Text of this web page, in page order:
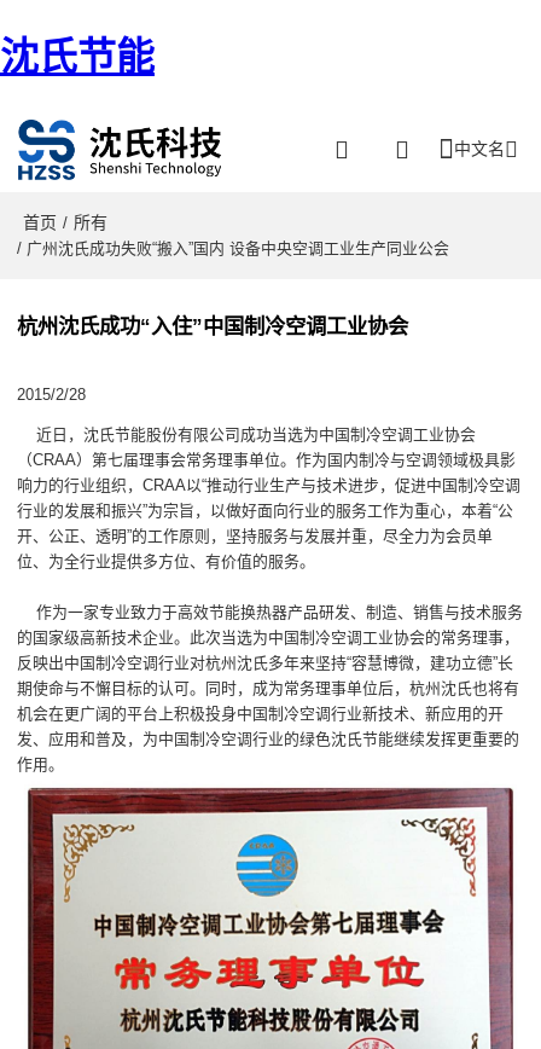
沈氏节能
中文名
首页 / 所有
/ 广州沈氏成功失败“搬入”国内 设备中央空调工业生产同业公会
杭州沈氏成功“入住”中国制冷空调工业协会
2015/2/28
近日，沈氏节能股份有限公司成功当选为中国制冷空调工业协会
（CRAA）第七届理事会常务理事单位。作为国内制冷与空调领域极具影
响力的行业组织，CRAA以“推动行业生产与技术进步，促进中国制冷空调
行业的发展和振兴”为宗旨，以做好面向行业的服务工作为重心，本着“公
开、公正、透明”的工作原则，坚持服务与发展并重，尽全力为会员单
位、为全行业提供多方位、有价值的服务。
作为一家专业致力于高效节能换热器产品研发、制造、销售与技术服务
的国家级高新技术企业。此次当选为中国制冷空调工业协会的常务理事，
反映出中国制冷空调行业对杭州沈氏多年来坚持“容慧博微，建功立德”长
期使命与不懈目标的认可。同时，成为常务理事单位后，杭州沈氏也将有
机会在更广阔的平台上积极投身中国制冷空调行业新技术、新应用的开
发、应用和普及，为中国制冷空调行业的绿色沈氏节能继续发挥更重要的
作用。